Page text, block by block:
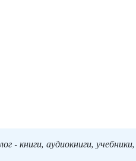
книги, аудиокниги,